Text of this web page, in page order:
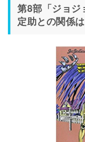
第8部「ジョジ
定助との関係